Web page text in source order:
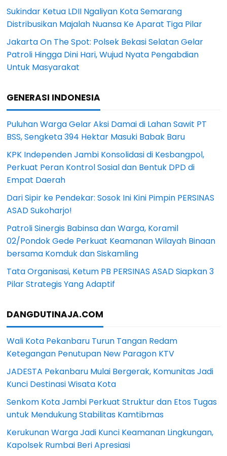
Sukindar Ketua LDII Ngaliyan Kota Semarang
Distribusikan Majalah Nuansa Ke Aparat Tiga Pilar
Jakarta On The Spot: Polsek Bekasi Selatan Gelar
Patroli Hingga Dini Hari, Wujud Nyata Pengabdian
Untuk Masyarakat
GENERASI INDONESIA
Puluhan Warga Gelar Aksi Damai di Lahan Sawit PT
BSS, Sengketa 394 Hektar Masuki Babak Baru
KPK Independen Jambi Konsolidasi di Kesbangpol,
Perkuat Peran Kontrol Sosial dan Bentuk DPD di
Empat Daerah
Dari Sipir ke Pendekar: Sosok Ini Kini Pimpin PERSINAS
ASAD Sukoharjo!
Patroli Sinergis Babinsa dan Warga, Koramil
02/Pondok Gede Perkuat Keamanan Wilayah Binaan
bersama Komduk dan Siskamling
Tata Organisasi, Ketum PB PERSINAS ASAD Siapkan 3
Pilar Strategis Yang Adaptif
DANGDUTINAJA.COM
Wali Kota Pekanbaru Turun Tangan Redam
Ketegangan Penutupan New Paragon KTV
JADESTA Pekanbaru Mulai Bergerak, Komunitas Jadi
Kunci Destinasi Wisata Kota
Senkom Kota Jambi Perkuat Struktur dan Etos Tugas
untuk Mendukung Stabilitas Kamtibmas
Kerukunan Warga Jadi Kunci Keamanan Lingkungan,
Kapolsek Rumbai Beri Apresiasi